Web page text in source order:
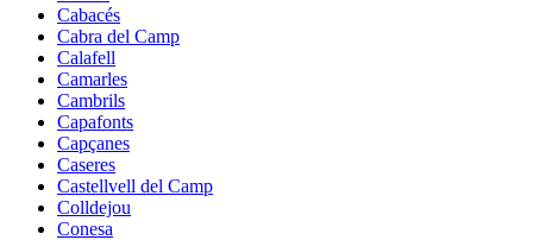
Cabacés
Cabra del Camp
Calafell
Camarles
Cambrils
Capafonts
Capçanes
Caseres
Castellvell del Camp
Colldejou
Conesa